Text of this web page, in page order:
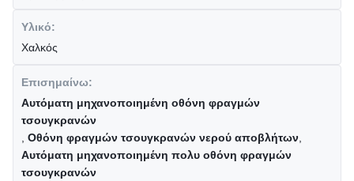
Υλικό:
Χαλκός
Επισημαίνω:
Αυτόματη μηχανοποιημένη οθόνη φραγμών
τσουγκρανών
Οθόνη φραγμών τσουγκρανών νερού αποβλήτων
Αυτόματη μηχανοποιημένη πολυ οθόνη φραγμών
τσουγκρανών